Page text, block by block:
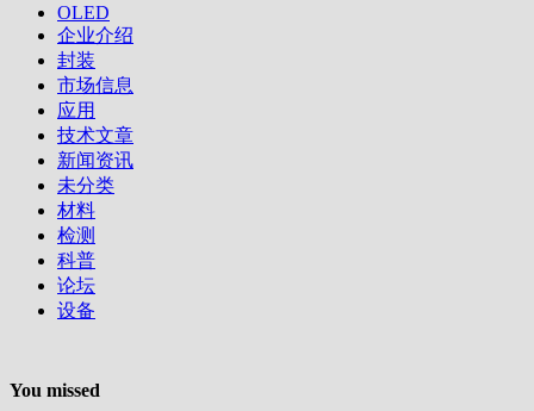
OLED
企业介绍
封装
市场信息
应用
技术文章
新闻资讯
未分类
材料
检测
科普
论坛
设备
You missed